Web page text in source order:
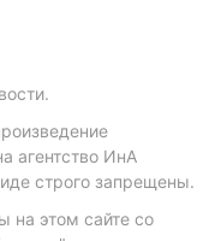
агентство ИнА
строго запрещены.
на этом сайте со